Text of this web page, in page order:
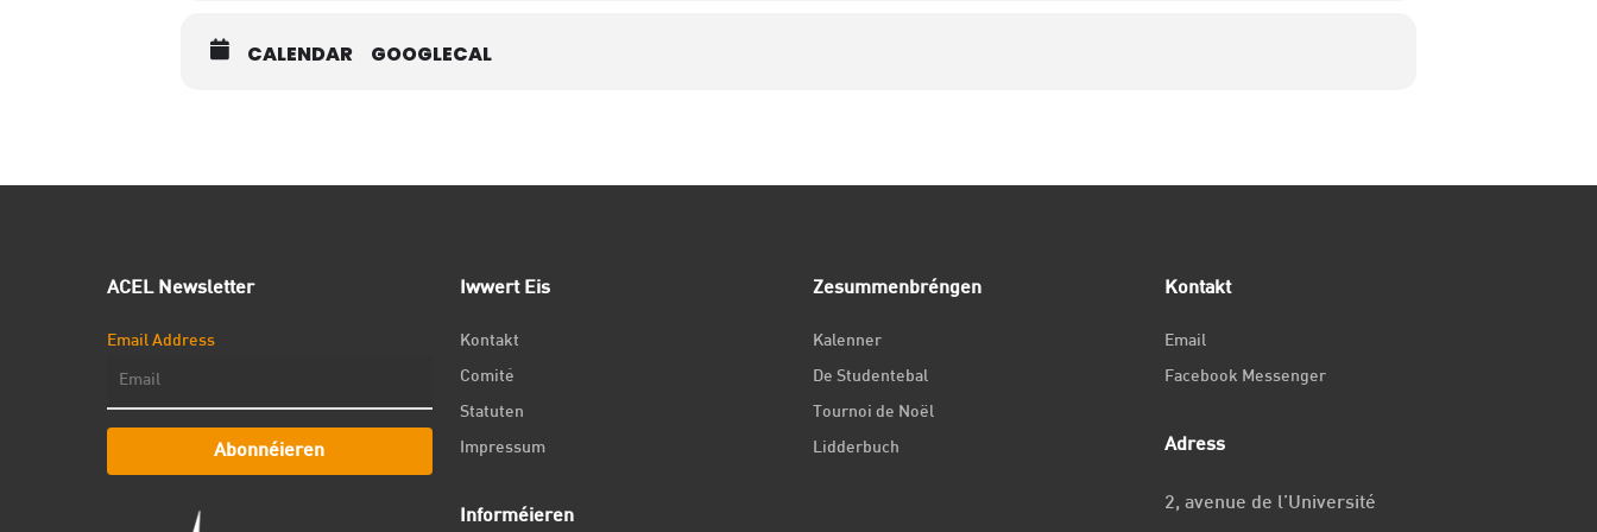
CALENDAR GOOGLECAL
ACEL Newsletter
Email Address
Abonnéieren
Iwwert Eis
Kontakt
Comité
Statuten
Impressum
Informéieren
Zesummenbréngen
Kalenner
De Studentebal
Tournoi de Noël
Lidderbuch
Kontakt
Email
Facebook Messenger
Adress
2, avenue de l’Université